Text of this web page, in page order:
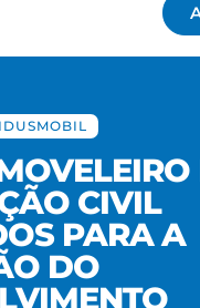
CIVIL
PARA A
DO
CIVIL
PARA A
DO